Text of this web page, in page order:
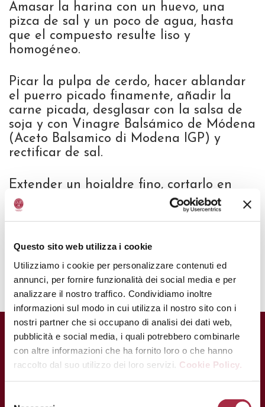
Questo sito web utilizza i cookie
Utilizziamo i cookie per personalizzare contenuti ed
annunci, per fornire funzionalità dei social media e per
analizzare il nostro traffico. Condividiamo inoltre
informazioni sul modo in cui utilizza il nostro sito con i
nostri partner che si occupano di analisi dei dati web,
pubblicità e social media, i quali potrebbero combinarle
con altre informazioni che ha fornito loro o che hanno
raccolto dal suo utilizzo dei loro servizi. Cookie Policy.
Amasar la harina con un huevo, una
pizca de sal y un poco de agua, hasta
que el compuesto resulte liso y
homogéneo.
Picar la pulpa de cerdo, hacer ablandar
el puerro picado finamente, añadir la
carne picada, desglasar con la salsa de
soja y con Vinagre Balsámico de Módena
(Aceto Balsamico di Modena IGP) y
rectificar de sal.
Extender un hojaldre fino, cortarlo en
cuadrados, rellenar con el compuesto y
cerrar como raviolis. Freír tres wonton,
en el horno. Condimentar y adornar el
plato con Vinagre Balsámico de Módena
(Aceto Balsamico di Modena IGP).